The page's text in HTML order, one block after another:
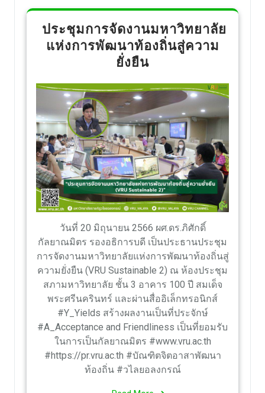
ประชุมการจัดงานมหาวิทยาลัย
แห่งการพัฒนาท้องถิ่นสู่ความ
ยั่งยืน
วันที่ 20 มิถุนายน 2566 ผศ.ดร.ภิศักดิ์
กัลยาณมิตร รองอธิการบดี เป็นประธานประชุม
การจัดงานมหาวิทยาลัยแห่งการพัฒนาท้องถิ่นสู่
ความยั่งยืน (VRU Sustainable 2) ณ ห้องประชุม
สภามหาวิทยาลัย ชั้น 3 อาคาร 100 ปี สมเด็จ
พระศรีนครินทร์ และผ่านสื่ออิเล็กทรอนิกส์
#Y_Yields สร้างผลงานเป็นที่ประจักษ์
#A_Acceptance and Friendliness เป็นที่ยอมรับ
ในการเป็นกัลยาณมิตร #www.vru.ac.th
#https://pr.vru.ac.th #บัณฑิตจิตอาสาพัฒนา
ท้องถิ่น #วไลยอลงกรณ์